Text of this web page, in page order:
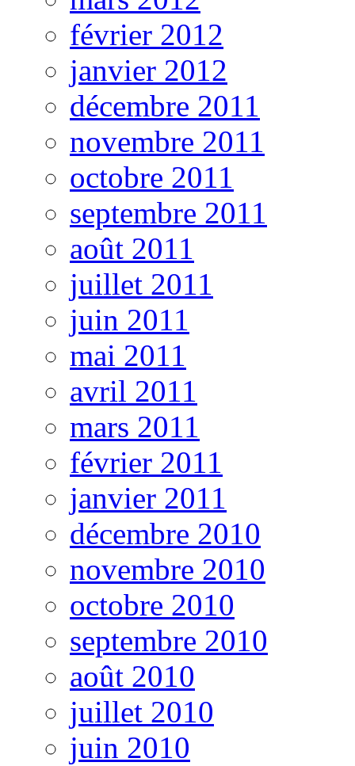
février 2012
janvier 2012
décembre 2011
novembre 2011
octobre 2011
septembre 2011
août 2011
juillet 2011
juin 2011
mai 2011
avril 2011
mars 2011
février 2011
janvier 2011
décembre 2010
novembre 2010
octobre 2010
septembre 2010
août 2010
juillet 2010
juin 2010